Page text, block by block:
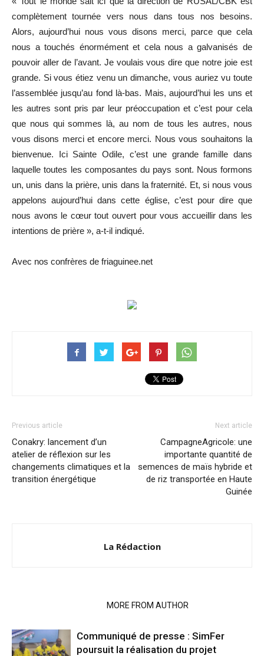
complètement tournée vers nous dans tous nos besoins.
Alors, aujourd’hui nous vous disons merci, parce que cela
nous a touchés énormément et cela nous a galvanisés de
pouvoir aller de l’avant. Je voulais vous dire que notre joie est
grande. Si vous étiez venu un dimanche, vous auriez vu toute
l’assemblée jusqu’au fond là-bas. Mais, aujourd’hui les uns et
les autres sont pris par leur préoccupation et c’est pour cela
que nous qui sommes là, au nom de tous les autres, nous
vous disons merci et encore merci. Nous vous souhaitons la
bienvenue. Ici Sainte Odile, c’est une grande famille dans
laquelle toutes les composantes du pays sont. Nous formons
un, unis dans la prière, unis dans la fraternité. Et, si nous vous
appelons aujourd’hui dans cette église, c’est pour dire que
nous avons le cœur tout ouvert pour vous accueillir dans les
intentions de prière », a-t-il indiqué.
Avec nos confrères de friaguinee.net
Previous article
Conakry: lancement d’un
atelier de réflexion sur les
changements climatiques et la
transition énergétique
Next article
CampagneAgricole: une
importante quantité de
semences de maïs hybride et
de riz transportée en Haute
Guinée
La Rédaction
MORE FROM AUTHOR
Communiqué de presse : SimFer
poursuit la réalisation du projet